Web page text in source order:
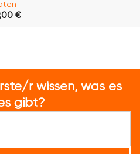
€
r wissen, was es
gibt?